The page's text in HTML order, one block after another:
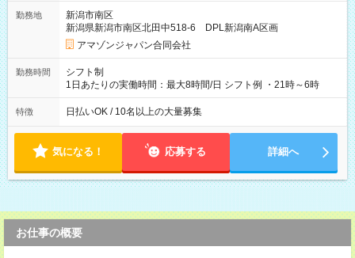
☆Amazon直雇用で安定して働けます！ 【試用期間】試用期間
あり 試用期間の長さ：1週間 雇用形態、給与は本採用時と同じ
です。
勤務地
新潟市南区
新潟県新潟市南区北田中518-6 DPL新潟南A区画
アマゾンジャパン合同会社
勤務時間
シフト制
1日あたりの実働時間：最大8時間/日 シフト例 ・21時～6時
特徴 日払いOK / 10名以上の大量募集
気になる！ 応募する 詳細へ
お仕事の概要